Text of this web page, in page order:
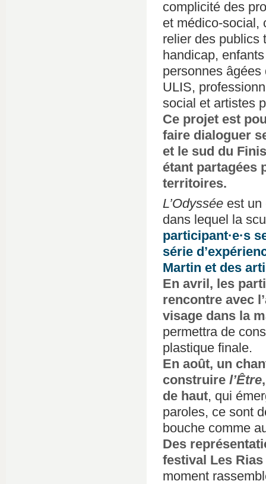
complicité des
et médico-social,
relier des publics
handicap,
personnes
ULIS,
social et artistes
Ce projet est
faire dialoguer
et le sud du
étant partagées
territoires.
L’Odysséeest un
dans lequel la
participant·e·s
série
Martin et des
En avril, les
rencontre avec
visage dans la
permettra de
plastique finale.
En août, un
construire l’Être
de haut, qui
paroles, ce sont
bouche comme
Des
festival Les
moment